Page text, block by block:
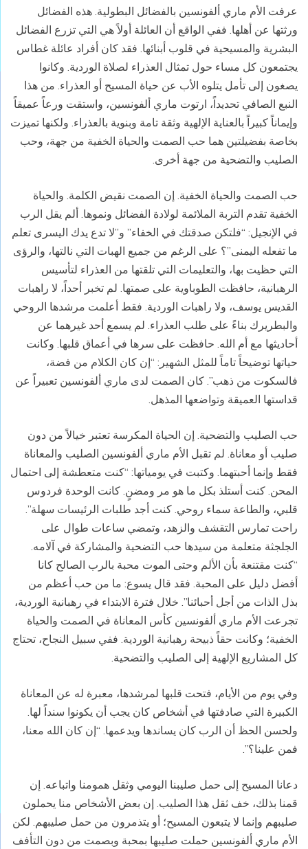
عرفت الأم ماري ألفونسين بالفضائل البطولية. هذه الفضائل
ورثتها عن أهلها. ففي الواقع أن العائلة أولاً هي التي تزرع الفضائل
البشرية والمسيحية في قلوب أبنائها. فقد كان أفراد عائلة غطاس
يجتمعون كل مساء حول تمثال العذراء لصلاة الوردية. وكانوا
يصغون إلى تأمل يتلوه الأب عن حياة المسيح أو العذراء. من هذا
النبع الصافي تحديداً، ارتوت ماري ألفونسين، واستقت ورعاً عميقاً
وإيماناً كبيراً بالعناية الإلهية وثقة تامة وبنوية بالعذراء. ولكنها تميزت
بخاصة بفضيلتين هما حب الصمت والحياة الخفية من جهة، وحب
الصليب والتضحية من جهة أخرى.
حب الصمت والحياة الخفية. إن الصمت نقيض الكلمة. والحياة
الخفية تقدم التربة الملائمة لولادة الفضائل ونموها. ألم يقل الرب
في الإنجيل: “فلتكن صدقتك في الخفاء” و”لا تدع يدك اليسرى تعلم
ما تفعله اليمنى”؟ على الرغم من جميع الهبات التي نالتها، والرؤى
التي حظيت بها، والتعليمات التي تلقتها من العذراء لتأسيس
الرهبانية، حافظت الطوباوية على صمتها. لم تخبر أحداً، لا راهبات
القديس يوسف، ولا راهبات الوردية. فقط أعلمت مرشدها الروحي
والبطريرك بناءً على طلب العذراء. لم يسمع أحد غيرهما عن
أحاديثها مع أم الله. حافظت على سرها في أعماق قلبها. وكانت
حياتها توضيحاً تاماً للمثل الشهير: “إن كان الكلام من فضة،
فالسكوت من ذهب”. كان الصمت لدى ماري ألفونسين تعبيراً عن
قداستها العميقة وتواضعها المذهل.
حب الصليب والتضحية. إن الحياة المكرسة تعتبر خيالاً من دون
صليب أو معاناة. لم تقبل الأم ماري ألفونسين الصليب والمعاناة
فقط وإنما أحبتهما. وكتبت في يومياتها: “كنت متعطشة إلى احتمال
المحن. كنت أستلذ بكل ما هو مر ومضنٍ. كانت الوحدة فردوس
قلبي، والطاعة سماء روحي. كنت أجد طلبات الرئيسات سهلة”.
راحت تمارس التقشف والزهد، وتمضي ساعات طوال على
الجلجثة متعلمة من سيدها حب التضحية والمشاركة في آلامه.
“كنت مقتنعة بأن الألم وحتى الموت محبة بالرب الصالح كانا
أفضل دليل على المحبة. فقد قال يسوع: ما من حب أعظم من
بذل الذات من أجل أحبائنا”. خلال فترة الابتداء في رهبانية الوردية،
تجرعت الأم ماري ألفونسين كأس المعاناة في الصمت والحياة
الخفية؛ وكانت حقاً ذبيحة رهبانية الوردية. ففي سبيل النجاح، تحتاج
كل المشاريع الإلهية إلى الصليب والتضحية.
وفي يوم من الأيام، فتحت قلبها لمرشدها، معبرة له عن المعاناة
الكبيرة التي صادفتها في أشخاص كان يجب أن يكونوا سنداً لها.
ولحسن الحظ أن الرب كان يساندها ويدعمها. “إن كان الله معنا،
فمن علينا؟”.
دعانا المسيح إلى حمل صليبنا اليومي وثقل همومنا واتباعه. إن
قمنا بذلك، خف ثقل هذا الصليب. إن بعض الأشخاص منا يحملون
صليبهم وإنما لا يتبعون المسيح؛ أو يتذمرون من حمل صليبهم. لكن
الأم ماري ألفونسين حملت صليبها بمحبة وبصمت من دون التأفف